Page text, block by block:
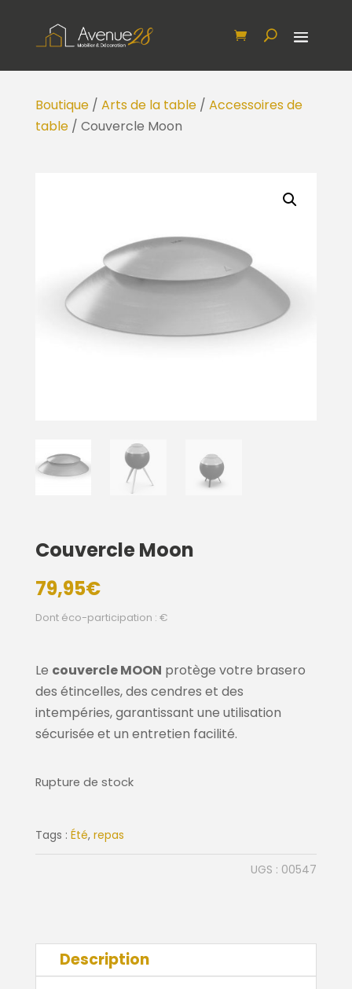
Boutique/ Arts de la table/ Accessoires de
table/ Couvercle Moon
Couvercle Moon
79,95€
Dont éco-participation : €
Le couvercle MOON protège votre brasero
des étincelles, des cendres et des
intempéries, garantissant une utilisation
sécurisée et un entretien facilité.
Rupture de stock
Tags : Été, repas
UGS : 00547
Description